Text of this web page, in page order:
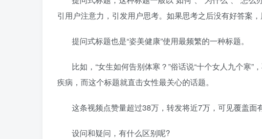
引用户注意力，引发用户思考。如果思考之后没有好答案
提问式标题也是“姿美健康”使用最频繁的一种标题。
比如，“女生如何告别体寒？”俗话说“十个女人九个寒
疾病，而这个标题就直击女性最关心的话题。
这条视频点赞量超过38万，转发将近7万，可见覆盖面
设问和疑问，有什么区别呢?